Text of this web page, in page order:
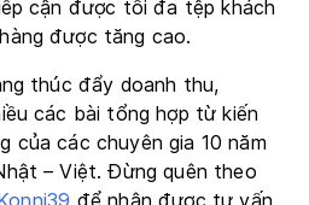
cận được tối đa tệp khách
được tăng cao.
thúc đẩy doanh thu,
các bài tổng hợp từ kiến
của các chuyên gia 10 năm
– Việt. Đừng quên theo
để nhận được tư vấn